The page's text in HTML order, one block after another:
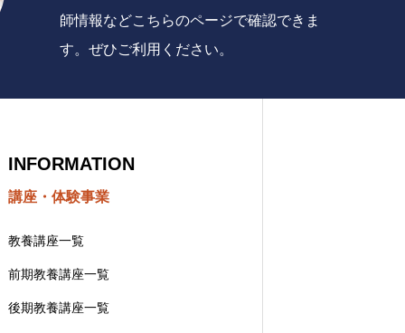
師情報などこちらのページで確認できま
す。ぜひご利用ください。
INFORMATION
講座・体験事業
教養講座一覧
前期教養講座一覧
後期教養講座一覧